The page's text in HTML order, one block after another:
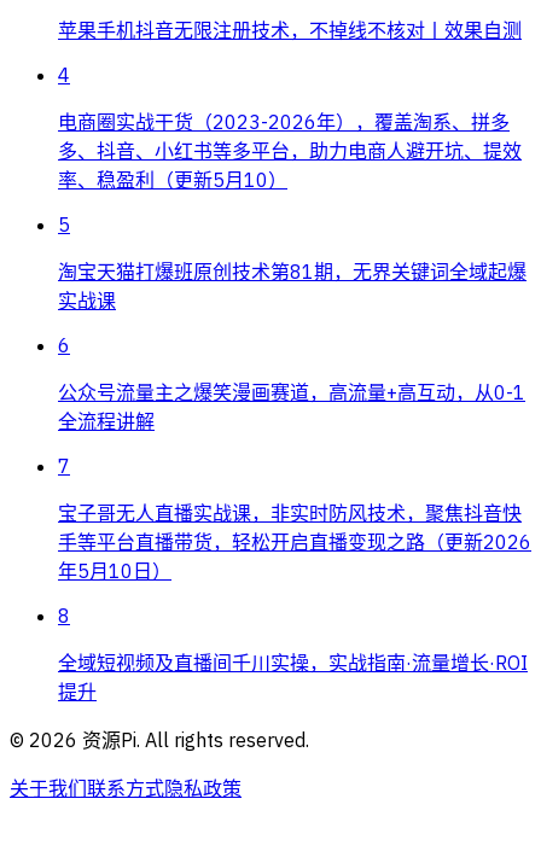
苹果手机抖音无限注册技术，不掉线不核对丨效果自测
4
电商圈实战干货（2023-2026年），覆盖淘系、拼多
多、抖音、小红书等多平台，助力电商人避开坑、提效
率、稳盈利（更新5月10）
5
淘宝天猫打爆班原创技术第81期，无界关键词全域起爆
实战课
6
公众号流量主之爆笑漫画赛道，高流量+高互动，从0-1
全流程讲解
7
宝子哥无人直播实战课，非实时防风技术，聚焦抖音快
手等平台直播带货，轻松开启直播变现之路（更新2026
年5月10日）
8
全域短视频及直播间千川实操，实战指南·流量增长·ROI
提升
© 2026 资源Pi. All rights reserved.
关于我们联系方式隐私政策